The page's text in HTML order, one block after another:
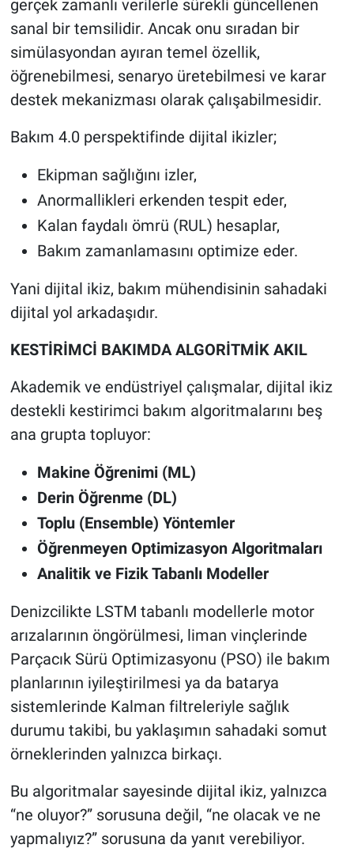
gerçek zamanlı verilerle sürekli güncellenen
sanal bir temsilidir. Ancak onu sıradan bir
simülasyondan ayıran temel özellik,
öğrenebilmesi, senaryo üretebilmesi ve karar
destek mekanizması olarak çalışabilmesidir.
Bakım 4.0 perspektifinde dijital ikizler;
Ekipman sağlığını izler,
Anormallikleri erkenden tespit eder,
Kalan faydalı ömrü (RUL) hesaplar,
Bakım zamanlamasını optimize eder.
Yani dijital ikiz, bakım mühendisinin sahadaki
dijital yol arkadaşıdır.
KESTİRİMCİ BAKIMDA ALGORİTMİK AKIL
Akademik ve endüstriyel çalışmalar, dijital ikiz
destekli kestirimci bakım algoritmalarını beş
ana grupta topluyor:
Makine Öğrenimi (ML)
Derin Öğrenme (DL)
Toplu (Ensemble) Yöntemler
Öğrenmeyen Optimizasyon Algoritmaları
Analitik ve Fizik Tabanlı Modeller
Denizcilikte LSTM tabanlı modellerle motor
arızalarının öngörülmesi, liman vinçlerinde
Parçacık Sürü Optimizasyonu (PSO) ile bakım
planlarının iyileştirilmesi ya da batarya
sistemlerinde Kalman filtreleriyle sağlık
durumu takibi, bu yaklaşımın sahadaki somut
örneklerinden yalnızca birkaçı.
Bu algoritmalar sayesinde dijital ikiz, yalnızca
“ne oluyor?” sorusuna değil, “ne olacak ve ne
yapmalıyız?” sorusuna da yanıt verebiliyor.